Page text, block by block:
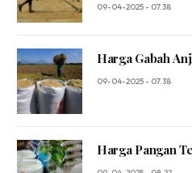
09-04-2025 - 07.38
Harga Gabah
09-04-2025 - 07.38
Harga Pangan